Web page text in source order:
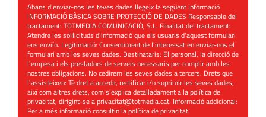
Abans d'enviar-nos les teves dades llegeix la següent informació
INFORMACIÓ BÀSICA SOBRE PROTECCIÓ DE DADES Responsable del
tractament: TOTMEDIA COMUNICACIÓ, S.L. Finalitat del tractament:
Atendre les sol·licituds d'informació que els usuaris d'aquest formulari
ens enviïn. Legitimació: Consentiment de l'interessat en enviar-nos el
formulari amb les seves dades. Destinataris: El personal, la direcció de
l'empesa i els prestadors de serveis necessaris per complir amb les
nostres obligacions. No cedirem les seves dades a tercers. Drets que
l'assisteixen: Té dret a accedir, rectificar i/o suprimir les seves dades,
així com altres drets, com s'explica detalladament a la política de
privacitat, dirigint-se aprivacitat@totmedia.cat. Informació addicional:
Per a més informació consultin lapolítica de privacitat.